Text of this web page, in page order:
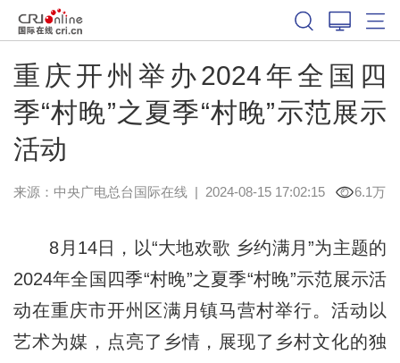
重庆开州举办2024年全国四
季“村晚”之夏季“村晚”示范展示
活动
来源：中央广电总台国际在线| 2024-08-15 17:02:15 6.1万
8月14日，以“大地欢歌 乡约满月”为主题的
2024年全国四季“村晚”之夏季“村晚”示范展示活
动在重庆市开州区满月镇马营村举行。活动以
艺术为媒，点亮了乡情，展现了乡村文化的独